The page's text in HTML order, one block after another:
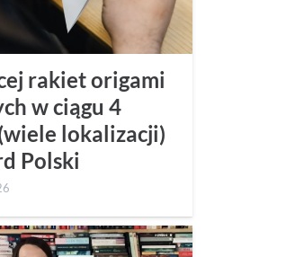
rakiet origami
w ciągu 4
lokalizacji)
Polski